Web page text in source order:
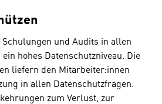
Schulungen und Audits in allen
hohes Datenschutzniveau. Die
liefern den Mitarbeiter:innen
in allen Datenschutzfragen.
zum Verlust, zur